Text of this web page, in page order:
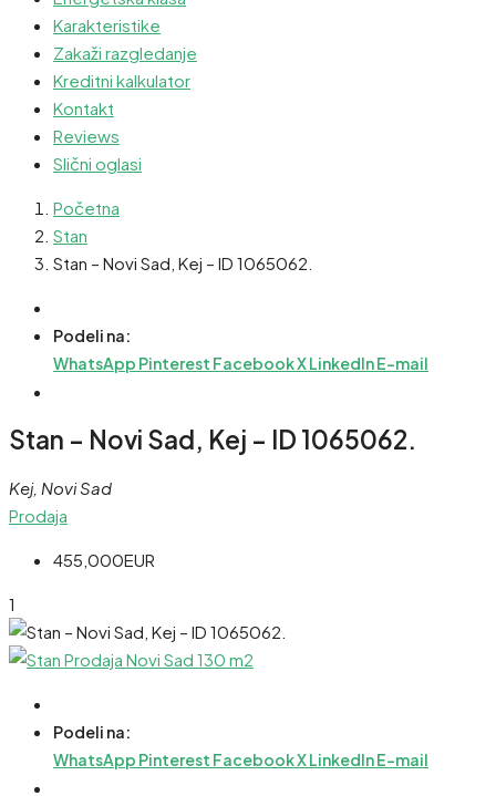
Karakteristike
Zakaži razgledanje
Kreditni kalkulator
Kontakt
Reviews
Slični oglasi
Početna
Stan
Stan – Novi Sad, Kej – ID 1065062.
Podeli na:
WhatsApp Pinterest FacebookXLinkedInE-mail
Stan – Novi Sad, Kej – ID 1065062.
Kej, Novi Sad
Prodaja
455,000EUR
1
Podeli na:
WhatsApp Pinterest FacebookXLinkedInE-mail